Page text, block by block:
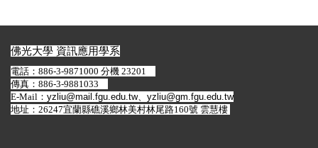
佛光大學 資訊應用學系
電話：886-3-9871000 分機 23201
傳真：886-3-9881033
E-Mail： yzliu@mail.fgu.edu.tw、 yzliu@gm.fgu.edu.tw
地址：26247宜蘭縣礁溪鄉林美村林尾路160號 雲慧樓